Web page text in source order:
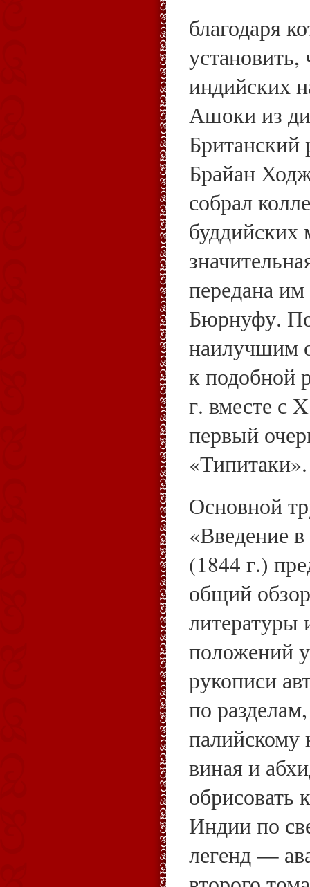
благодаря
индийских
Ашоки из
Британский
Брайан
собрал
буддийских
передана
Бюрнуфу.
наилучшим
к подобной
г. вместе с
первый
«Типитаки».
Основной
«Введение
(1844 г.)
общий
литературы
положений
рукописи
по
виная и
обрисовать
Индии по
легенд —